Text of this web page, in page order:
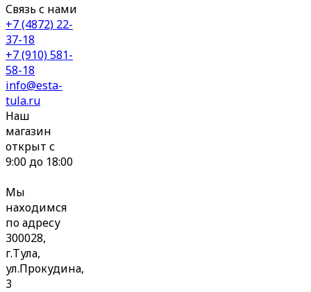
Связь с нами
+7 (4872) 22-
37-18
+7 (910) 581-
58-18
info@esta-
tula.ru
Наш
магазин
открыт с
9:00 до 18:00
Мы
находимся
по адресу
300028,
г.Тула,
ул.Прокудина,
3